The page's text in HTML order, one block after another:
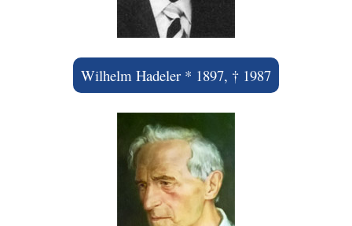
Wilhelm Hadeler * 1897, † 1987